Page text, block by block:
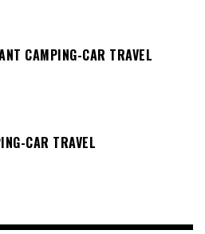
CAMPING-CAR TRAVEL
CAR TRAVEL